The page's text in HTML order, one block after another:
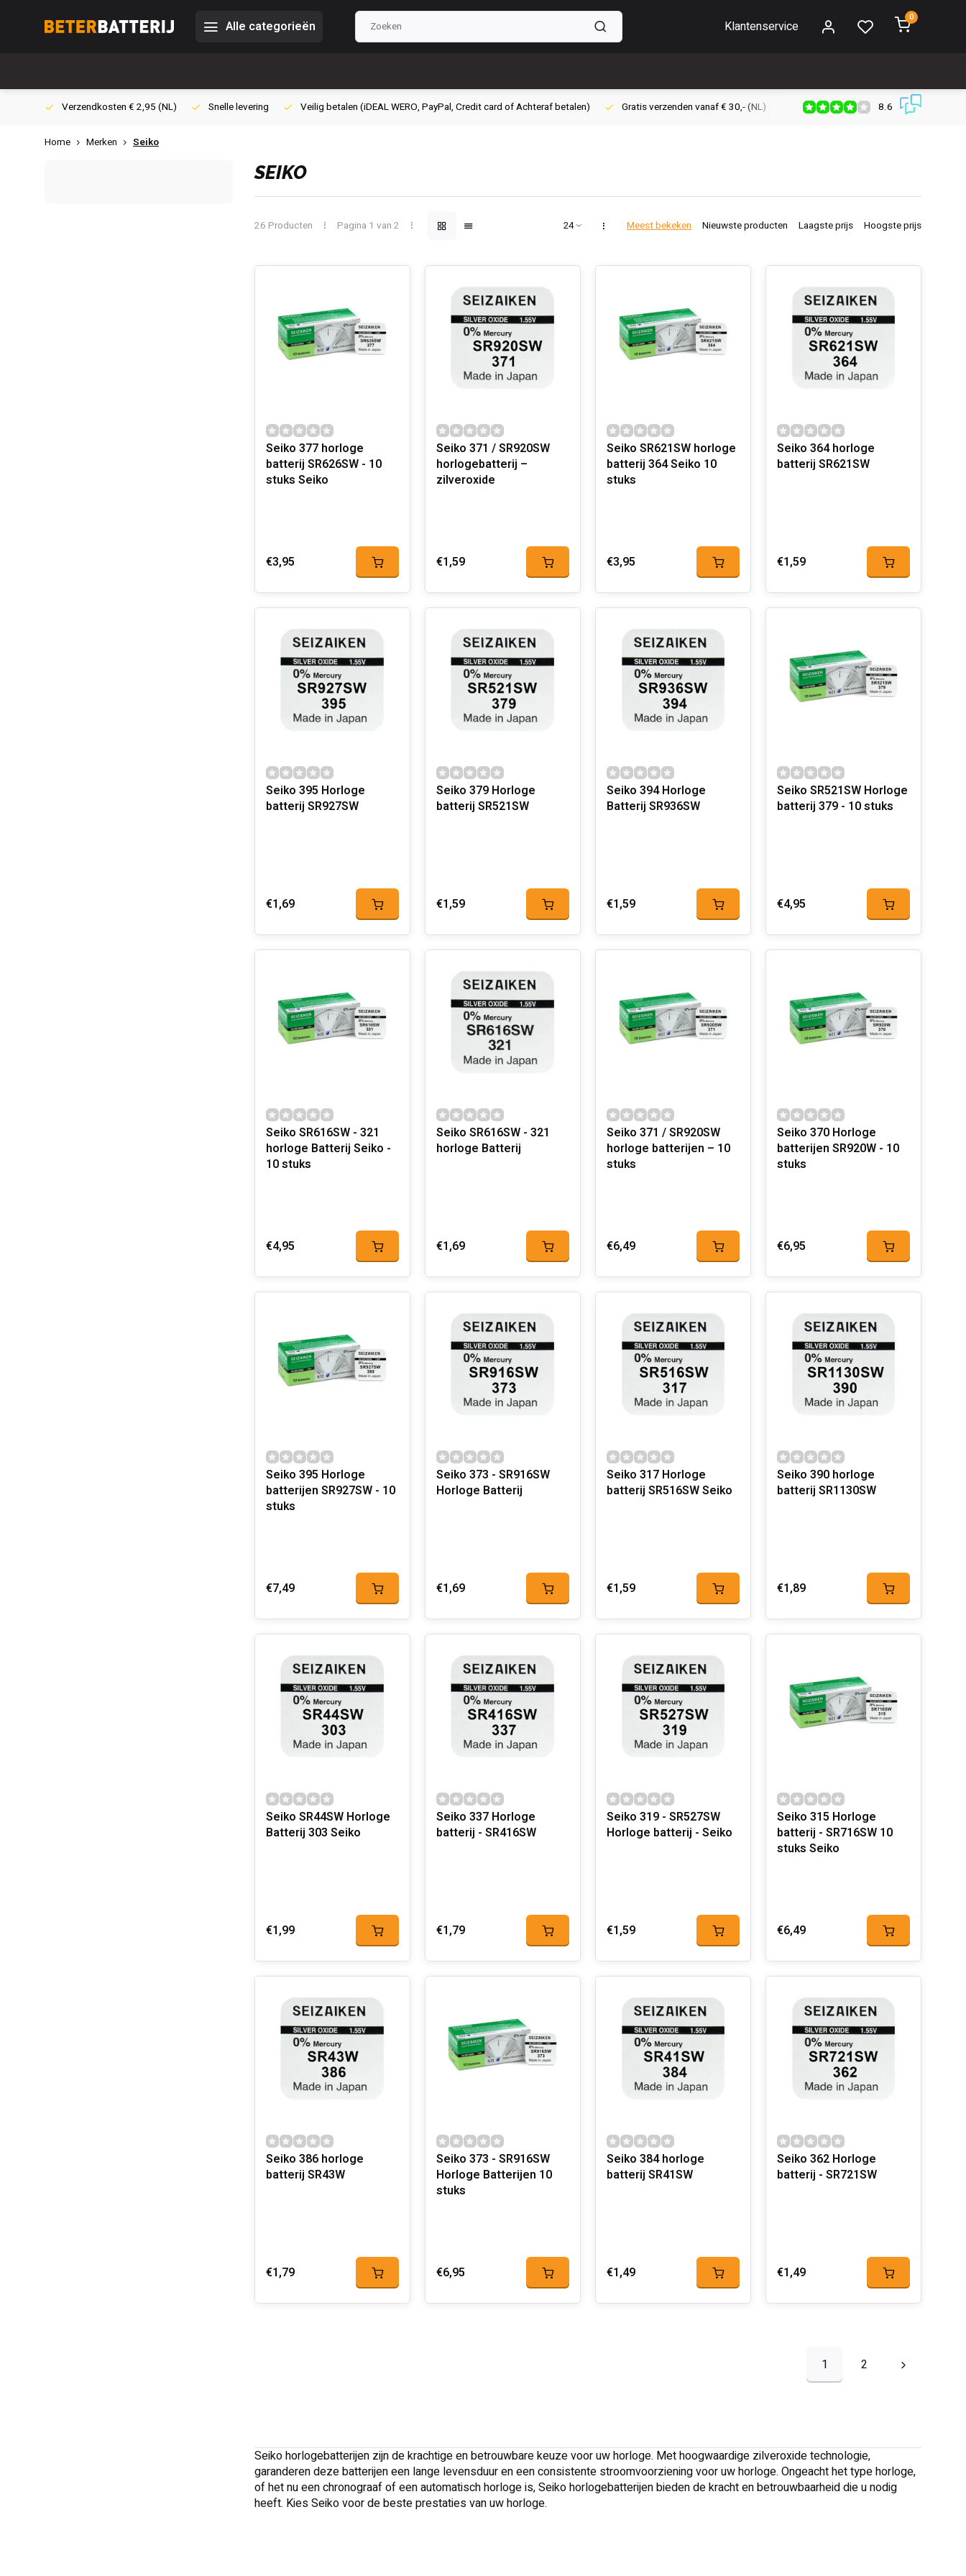
Alle categorieën Klantenservice
0
Verzendkosten € 2,95 (NL) Snelle levering Veilig betalen (iDEAL WERO, PayPal, Credit card of Achteraf betalen) Gratis verzenden vanaf € 30,- (NL) Verzendkosten € 2,95 (NL)
8.6
Home Merken Seiko
SEIKO
26 Producten Pagina 1 van 2 Meest bekeken Nieuwste producten Laagste prijs Hoogste prijs
Seiko 377 horloge
batterij SR626SW - 10
stuks Seiko
€3,95
Seiko 371 / SR920SW
horlogebatterij –
zilveroxide
€1,59
Seiko SR621SW horloge
batterij 364 Seiko 10
stuks
€3,95
Seiko 364 horloge
batterij SR621SW
€1,59
Seiko 395 Horloge
batterij SR927SW
€1,69
Seiko 379 Horloge
batterij SR521SW
€1,59
Seiko 394 Horloge
Batterij SR936SW
€1,59
Seiko SR521SW Horloge
batterij 379 - 10 stuks
€4,95
Seiko SR616SW - 321
horloge Batterij Seiko -
10 stuks
€4,95
Seiko SR616SW - 321
horloge Batterij
€1,69
Seiko 371 / SR920SW
horloge batterijen – 10
stuks
€6,49
Seiko 370 Horloge
batterijen SR920W - 10
stuks
€6,95
Seiko 395 Horloge
batterijen SR927SW - 10
stuks
€7,49
Seiko 373 - SR916SW
Horloge Batterij
€1,69
Seiko 317 Horloge
batterij SR516SW Seiko
€1,59
Seiko 390 horloge
batterij SR1130SW
€1,89
Seiko SR44SW Horloge
Batterij 303 Seiko
€1,99
Seiko 337 Horloge
batterij - SR416SW
€1,79
Seiko 319 - SR527SW
Horloge batterij - Seiko
€1,59
Seiko 315 Horloge
batterij - SR716SW 10
stuks Seiko
€6,49
Seiko 386 horloge
batterij SR43W
€1,79
Seiko 373 - SR916SW
Horloge Batterijen 10
stuks
€6,95
Seiko 384 horloge
batterij SR41SW
€1,49
Seiko 362 Horloge
batterij - SR721SW
€1,49
1 2
Seiko horlogebatterijen zijn de krachtige en betrouwbare keuze voor uw horloge. Met hoogwaardige zilveroxide technologie,
garanderen deze batterijen een lange levensduur en een consistente stroomvoorziening voor uw horloge. Ongeacht het type horloge,
of het nu een chronograaf of een automatisch horloge is, Seiko horlogebatterijen bieden de kracht en betrouwbaarheid die u nodig
heeft. Kies Seiko voor de beste prestaties van uw horloge.